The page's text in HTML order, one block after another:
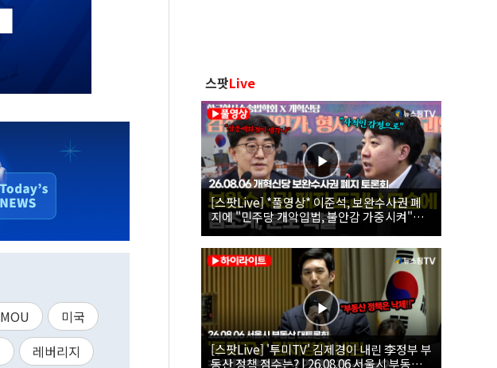
MOU
미국
레버리지
스팟Live
[스팟Live] *풀영상* 이준석, 보완수사권 폐
지에 "민주당 개악입법, 불안감 가중시켜"｜
26.08.06 개혁신당 보완수사권 폐지 토론회
[스팟Live] '투미TV' 김제경이 내린 李정부 부
동산 정책 점수는? | 26.08.06 서울시 부동산